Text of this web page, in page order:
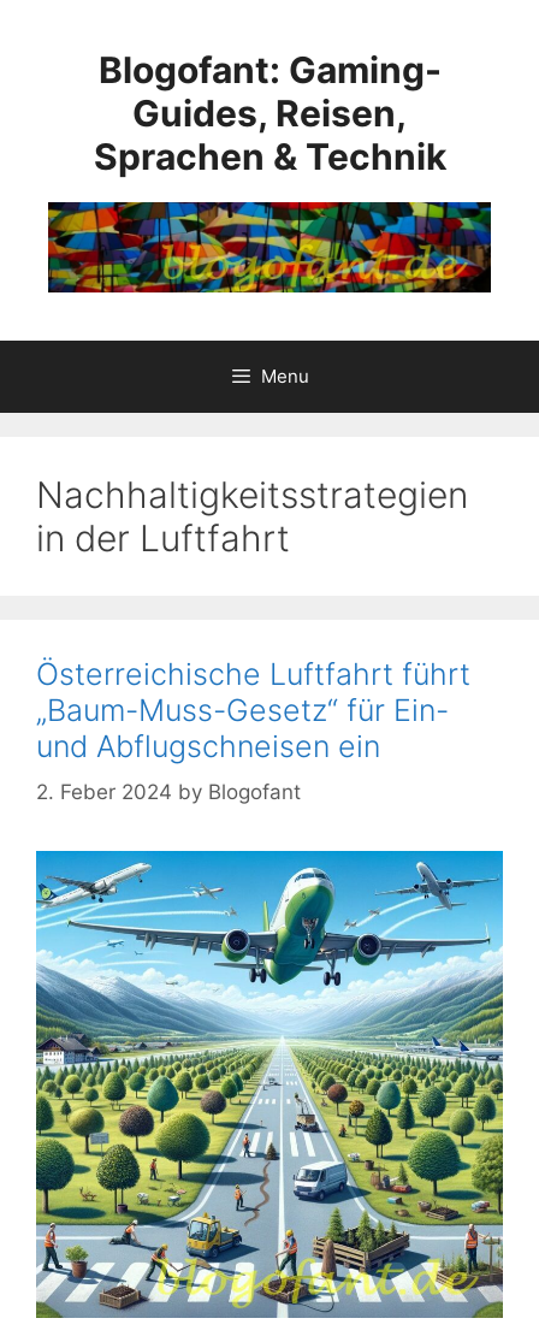
Blogofant: Gaming-
Guides, Reisen,
Sprachen & Technik
Menu
Nachhaltigkeitsstrategien
in der Luftfahrt
Österreichische Luftfahrt führt
„Baum-Muss-Gesetz“ für Ein-
und Abflugschneisen ein
2. Feber 2024 by Blogofant